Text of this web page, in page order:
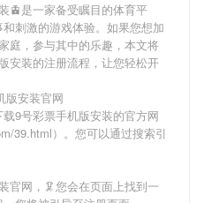
🚊是一家备受瞩目的体育平
刺激的游戏体验。如果您想加
庭，参与其中的乐趣，本文将
安装的注册流程，让您轻松开
版安装官网
载9号彩票手机版安装的官方网
39.html）。您可以通过搜索引
官网，🦑您会在页面上找到一